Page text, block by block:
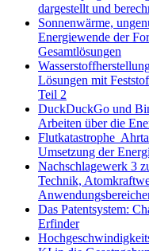
dargestellt und
Sonnenwärme,
Energiewende der
Gesamtlösungen
Lösungen mit
Teil 2
DuckDuckGo und
Arbeiten über die
Flutkatastrophe
Umsetzung der
Nachschlagewerk 3
Technik,
Das Patentsystem:
Erfinder